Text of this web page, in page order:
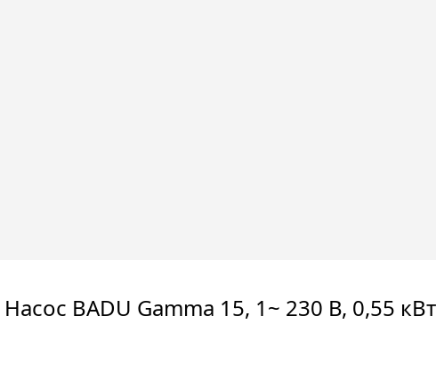
Насос BADU Gamma 15, 1~ 230 В, 0,55 кВт